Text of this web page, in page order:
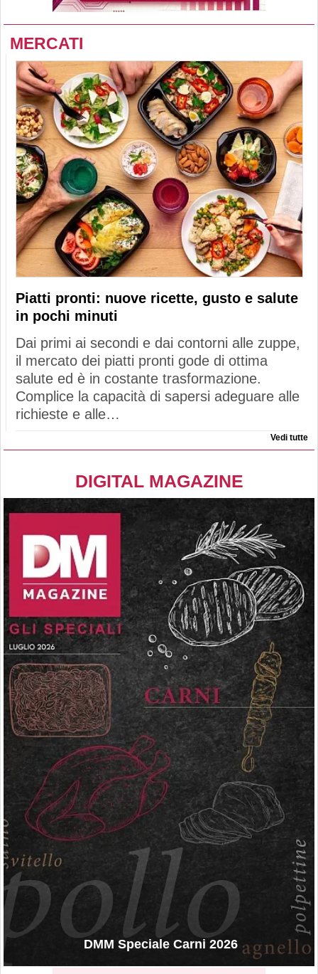
MERCATI
Piatti pronti: nuove ricette, gusto e salute
in pochi minuti
Dai primi ai secondi e dai contorni alle zuppe,
il mercato dei piatti pronti gode di ottima
salute ed è in costante trasformazione.
Complice la capacità di sapersi adeguare alle
richieste e alle…
Vedi tutte
DIGITAL MAGAZINE
DMM Speciale Carni 2026